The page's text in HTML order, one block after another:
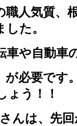
職人気質、
た。
車や自動車
が必要です
ょう！！
んは、先